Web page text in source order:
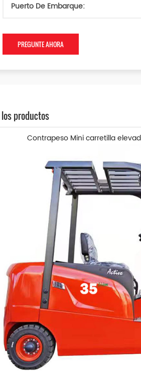
Puerto De Embarque:
PREGUNTE AHORA
productos
Contrapeso Mini carretilla